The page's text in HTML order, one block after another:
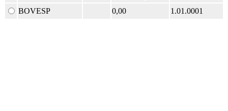
BOVESP
0,00 1.01.0001